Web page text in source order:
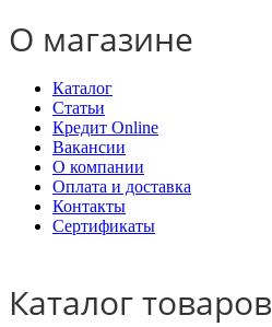
О магазине
Каталог
Статьи
Кредит Online
Вакансии
О компании
Оплата и доставка
Контакты
Сертификаты
Каталог товаров